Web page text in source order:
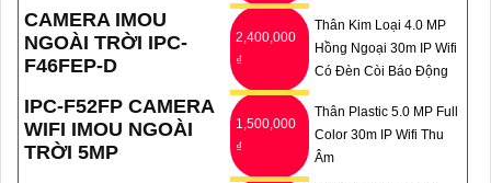
CAMERA IMOU
NGOÀI TRỜI IPC-
F46FEP-D
2,400,000
₫
Thân Kim Loại 4.0 MP
Hồng Ngoại 30m IP Wifi
Có Đèn Còi Báo Động
IPC-F52FP CAMERA
WIFI IMOU NGOÀI
TRỜI 5MP
1,500,000
₫
Thân Plastic 5.0 MP Full
Color 30m IP Wifi Thu
Âm